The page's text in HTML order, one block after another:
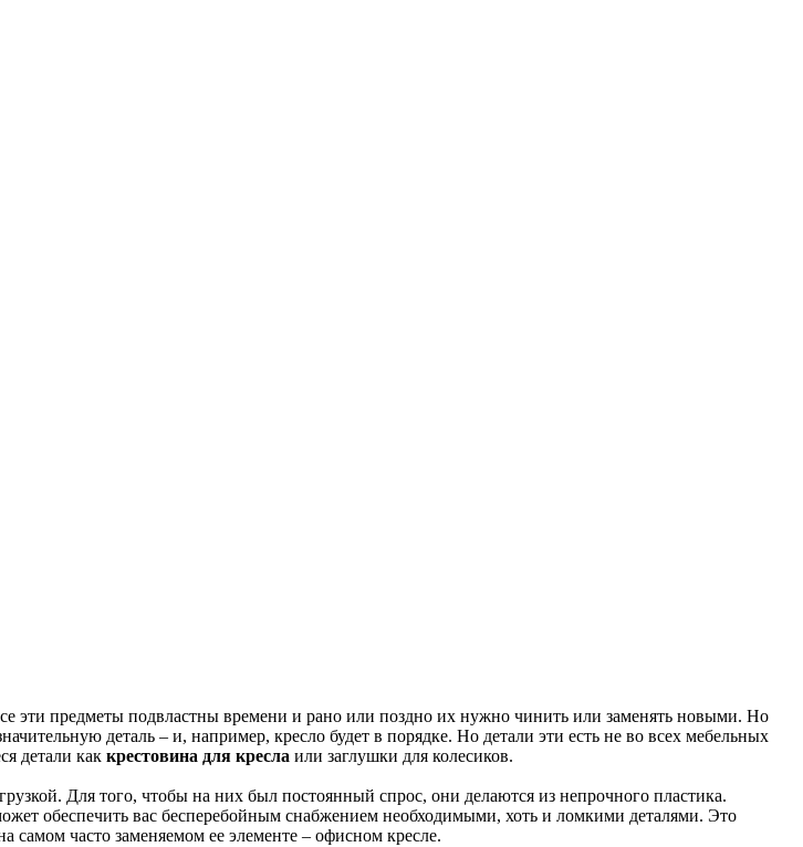
эти предметы подвластны времени и рано или поздно их нужно чинить или заменять новыми. Но
деталь – и, например, кресло будет в порядке. Но детали эти есть не во всех мебельных
детали как крестовина для кресла или заглушки для колесиков.
Для того, чтобы на них был постоянный спрос, они делаются из непрочного пластика.
обеспечить вас бесперебойным снабжением необходимыми, хоть и ломкими деталями. Это
самом часто заменяемом ее элементе – офисном кресле.